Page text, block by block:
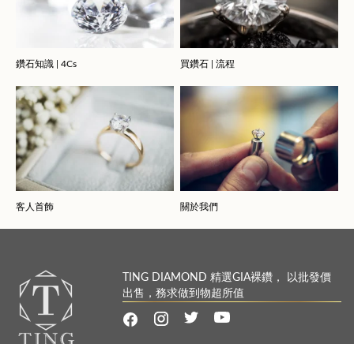
鑽石知識 | 4Cs 買鑽石 | 流程
客人首飾 關於我們
TING DIAMOND 精選GIA裸鑽， 以批發價
出售，務求做到物超所值